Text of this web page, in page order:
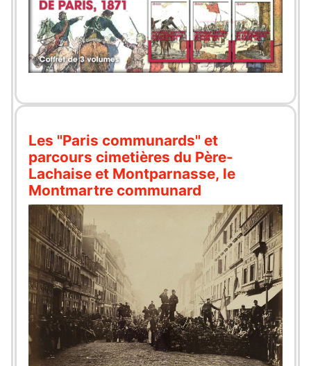
Les "Paris communards" et
parcours cimetières du Père-
Lachaise et Montparnasse, le
Montmartre communard